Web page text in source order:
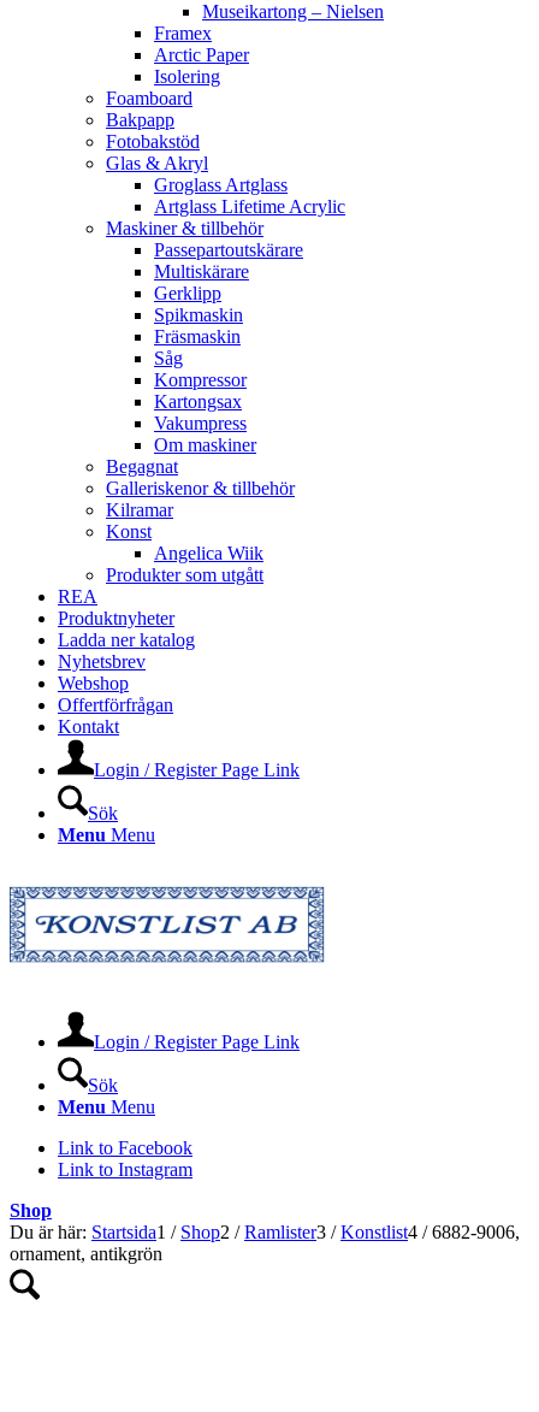
Museikartong – Nielsen
Framex
Arctic Paper
Isolering
Foamboard
Bakpapp
Fotobakstöd
Glas & Akryl
Groglass Artglass
Artglass Lifetime Acrylic
Maskiner & tillbehör
Passepartoutskärare
Multiskärare
Gerklipp
Spikmaskin
Fräsmaskin
Såg
Kompressor
Kartongsax
Vakumpress
Om maskiner
Begagnat
Galleriskenor & tillbehör
Kilramar
Konst
Angelica Wiik
Produkter som utgått
REA
Produktnyheter
Ladda ner katalog
Nyhetsbrev
Webshop
Offertförfrågan
Kontakt
Login / Register Page Link
Sök
Menu Menu
Login / Register Page Link
Sök
Menu Menu
Link to Facebook
Link to Instagram
Shop
Du är här: Startsida1 / Shop2 / Ramlister3 / Konstlist4 / 6882-9006,
ornament, antikgrön